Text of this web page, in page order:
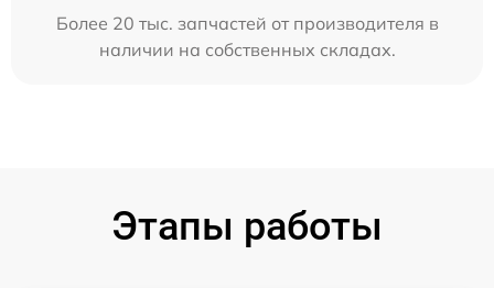
Более 20 тыс. запчастей от производителя в
наличии на собственных складах.
Этапы работы